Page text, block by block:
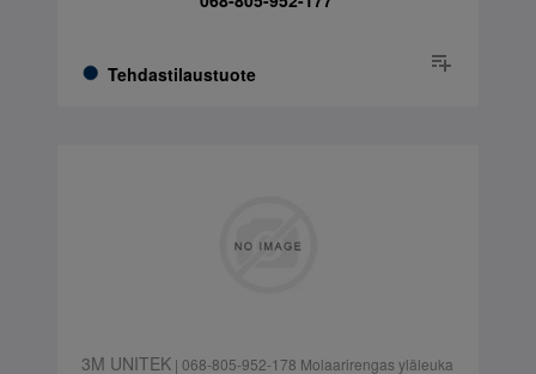
Tehdastilaustuote
3M UNITEK| 068-805-952-178 Molaarirengas yläleuka